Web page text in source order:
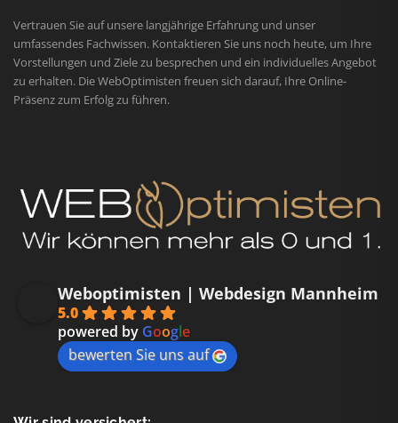
Vertrauen Sie auf unsere langjährige Erfahrung und unser
umfassendes Fachwissen. Kontaktieren Sie uns noch heute, um Ihre
Vorstellungen und Ziele zu besprechen und ein individuelles Angebot
zu erhalten. Die WebOptimisten freuen sich darauf, Ihre Online-
Präsenz zum Erfolg zu führen.
Weboptimisten | Webdesign Mannheim
5.0
powered by Google
bewerten Sie uns auf